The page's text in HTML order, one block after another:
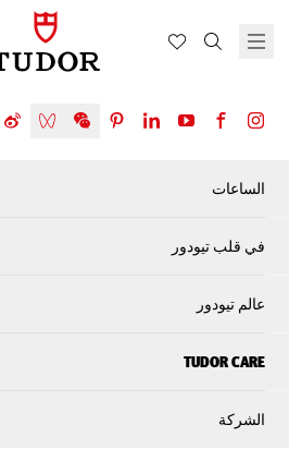
الساعات
في قلب تيودور
عالم تيودور
TUDOR CARE
الشركة